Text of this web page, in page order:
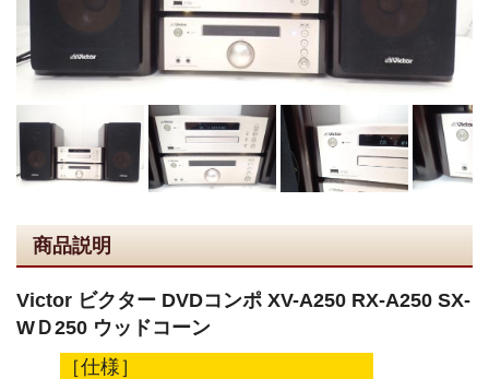
商品説明
Victor ビクター DVDコンポ XV-A250 RX-A250 SX-
WＤ250 ウッドコーン
［仕様］